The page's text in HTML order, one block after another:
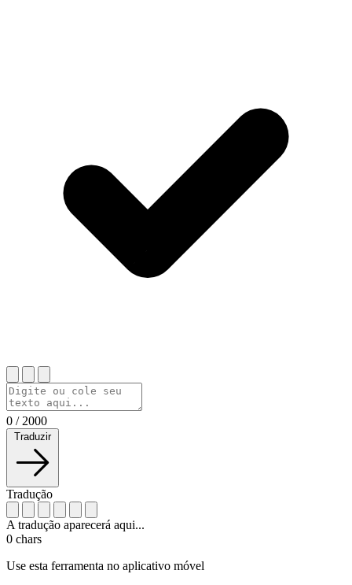
0 / 2000
Traduzir
Tradução
A tradução aparecerá aqui...
0 chars
Use esta ferramenta no aplicativo móvel